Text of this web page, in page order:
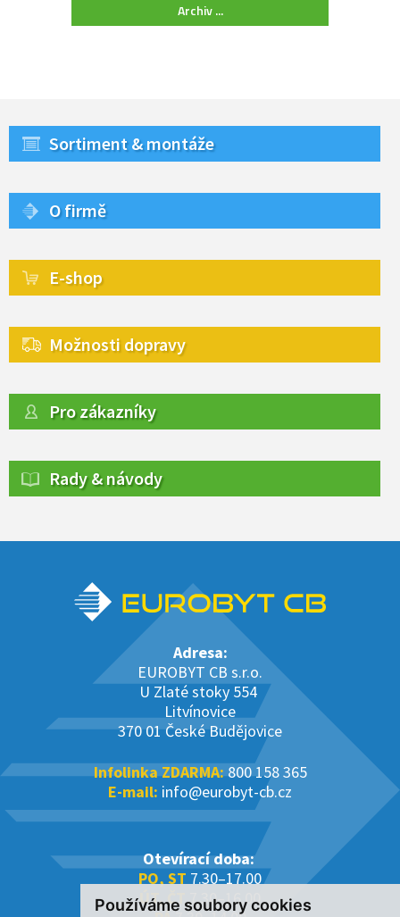
Používáme soubory cookies
Archiv ...
Sortiment & montáže
O firmě
E-shop
Možnosti dopravy
Pro zákazníky
Rady & návody
Adresa:
EUROBYT CB s.r.o.
U Zlaté stoky 554
Litvínovice
370 01 České Budějovice
Infolinka ZDARMA:800 158 365
E-mail: info@eurobyt-cb.cz
Otevírací doba:
PO, ST 7.30–17.00
ÚT, ČT7.30–16.00